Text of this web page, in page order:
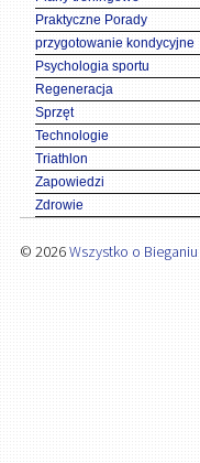
Praktyczne Porady
przygotowanie kondycyjne
Psychologia sportu
Regeneracja
Sprzęt
Technologie
Triathlon
Zapowiedzi
Zdrowie
© 2026Wszystko o Bieganiu